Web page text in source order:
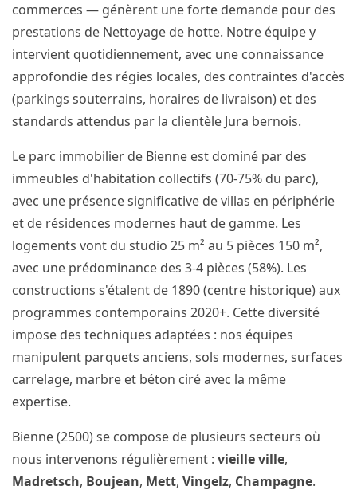
commerces — génèrent une forte demande pour des
prestations de Nettoyage de hotte. Notre équipe y
intervient quotidiennement, avec une connaissance
approfondie des régies locales, des contraintes d'accès
(parkings souterrains, horaires de livraison) et des
standards attendus par la clientèle Jura bernois.
Le parc immobilier de Bienne est dominé par des
immeubles d'habitation collectifs (70-75% du parc),
avec une présence significative de villas en périphérie
et de résidences modernes haut de gamme. Les
logements vont du studio 25 m² au 5 pièces 150 m²,
avec une prédominance des 3-4 pièces (58%). Les
constructions s'étalent de 1890 (centre historique) aux
programmes contemporains 2020+. Cette diversité
impose des techniques adaptées : nos équipes
manipulent parquets anciens, sols modernes, surfaces
carrelage, marbre et béton ciré avec la même
expertise.
Bienne (2500) se compose de plusieurs secteurs où
nous intervenons régulièrement : vieille ville,
Madretsch, Boujean, Mett, Vingelz, Champagne.